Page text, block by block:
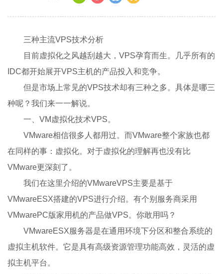
三种主流VPS技术分析
目前虚拟化之风越刮越大，VPS孕育而生。几乎所有的
IDC都开始展开VPS主机的产品投入和竞争。
但是市场上常见的VPS技术却有三种之多。具体是哪三
种呢？我们来一一解说。
一、VM虚拟化技术VPS。
VMware相信很多人都用过。而VMware整个家族也都
在同样的事：虚拟化。对于虚拟化的理解再也没有比
VMware更深刻了。
我们在这里介绍的VMwareVPS主要是基于
VMwareESX搭建的VPS进行介绍。有个别服务商采用
VMwarePC版家用机的产品做VPS。你敢用吗？
VMwareESX服务器是在通用环境下分区和整合系统的
虚拟主机软件。它是具有高级资源管理功能高效，灵活的虚
拟主机平台。